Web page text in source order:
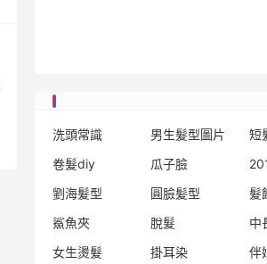
洗頭常識 男生髮型圖片
卷髮diy
瓜子臉
劉海髮型
圓臉髪型
髮
鯊魚夾
脫髮
中
女生燙髮
掛耳染
伴